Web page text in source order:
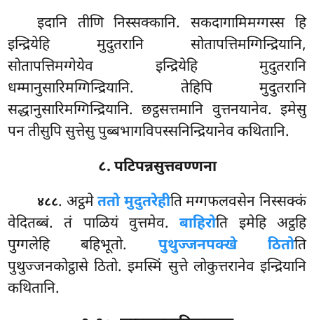
इदानि तीणि निस्सक्कानि. सकदागामिमग्गस्स हि
इन्द्रियेहि मुदुतरानि सोतापत्तिमग्गिन्द्रियानि,
सोतापत्तिमग्गेयेव इन्द्रियेहि मुदुतरानि
धम्मानुसारिमग्गिन्द्रियानि. तेहिपि मुदुतरानि
सद्धानुसारिमग्गिन्द्रियानि. छट्ठसत्तमानि वुत्तनयानेव. इमेसु
पन तीसुपि सुत्तेसु पुब्बभागविपस्सनिन्द्रियानेव कथितानि.
८. पटिपन्नसुत्तवण्णना
४८८. अट्ठमेततो मुदुतरेहीति मग्गफलवसेन निस्सक्कं
वेदितब्बं. तं पाळियं वुत्तमेव.बाहिरोति इमेहि अट्ठहि
पुग्गलेहि बहिभूतो. पुथुज्जनपक्खे ठितोति
पुथुज्जनकोट्ठासे ठितो. इमस्मिं सुत्ते लोकुत्तरानेव इन्द्रियानि
कथितानि.